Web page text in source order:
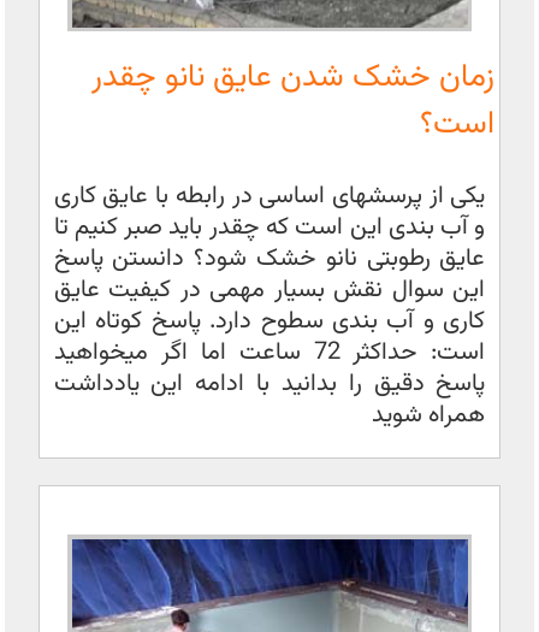
زمان خشک شدن عایق نانو چقدر
است؟
یکی از پرسشهای اساسی در رابطه با عایق کاری
و آب بندی این است که چقدر باید صبر کنیم تا
عایق رطوبتی نانو خشک شود؟ دانستن پاسخ
این سوال نقش بسیار مهمی در کیفیت عایق
کاری و آب بندی سطوح دارد. پاسخ کوتاه این
است: حداکثر 72 ساعت اما اگر میخواهید
پاسخ دقیق را بدانید با ادامه این یادداشت
همراه شوید